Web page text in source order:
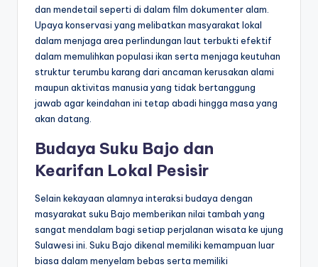
dan mendetail seperti di dalam film dokumenter alam.
Upaya konservasi yang melibatkan masyarakat lokal
dalam menjaga area perlindungan laut terbukti efektif
dalam memulihkan populasi ikan serta menjaga keutuhan
struktur terumbu karang dari ancaman kerusakan alami
maupun aktivitas manusia yang tidak bertanggung
jawab agar keindahan ini tetap abadi hingga masa yang
akan datang.
Budaya Suku Bajo dan
Kearifan Lokal Pesisir
Selain kekayaan alamnya interaksi budaya dengan
masyarakat suku Bajo memberikan nilai tambah yang
sangat mendalam bagi setiap perjalanan wisata ke ujung
Sulawesi ini. Suku Bajo dikenal memiliki kemampuan luar
biasa dalam menyelam bebas serta memiliki